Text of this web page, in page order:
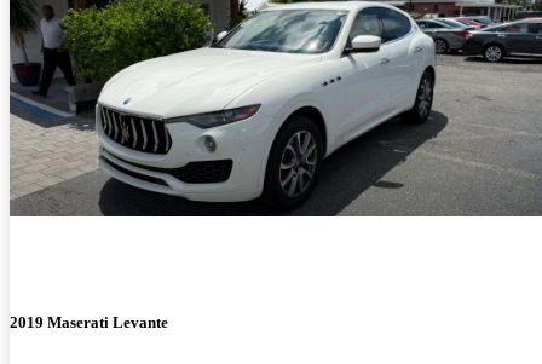
2019 Maserati Levante